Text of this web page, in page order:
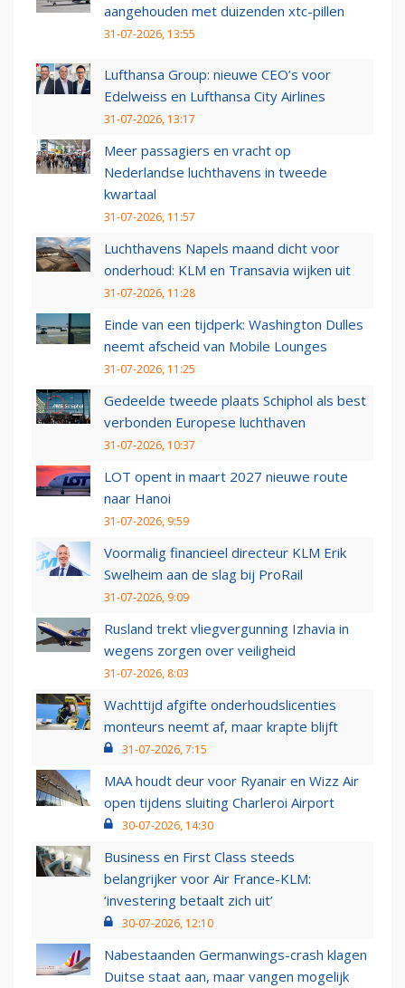
aangehouden met duizenden xtc-pillen
31-07-2026, 13:55
Lufthansa Group: nieuwe CEO’s voor
Edelweiss en Lufthansa City Airlines
31-07-2026, 13:17
Meer passagiers en vracht op
Nederlandse luchthavens in tweede
kwartaal
31-07-2026, 11:57
Luchthavens Napels maand dicht voor
onderhoud: KLM en Transavia wijken uit
31-07-2026, 11:28
Einde van een tijdperk: Washington Dulles
neemt afscheid van Mobile Lounges
31-07-2026, 11:25
Gedeelde tweede plaats Schiphol als best
verbonden Europese luchthaven
31-07-2026, 10:37
LOT opent in maart 2027 nieuwe route
naar Hanoi
31-07-2026, 9:59
Voormalig financieel directeur KLM Erik
Swelheim aan de slag bij ProRail
31-07-2026, 9:09
Rusland trekt vliegvergunning Izhavia in
wegens zorgen over veiligheid
31-07-2026, 8:03
Wachttijd afgifte onderhoudslicenties
monteurs neemt af, maar krapte blijft
31-07-2026, 7:15
MAA houdt deur voor Ryanair en Wizz Air
open tijdens sluiting Charleroi Airport
30-07-2026, 14:30
Business en First Class steeds
belangrijker voor Air France-KLM:
‘investering betaalt zich uit’
30-07-2026, 12:10
Nabestaanden Germanwings-crash klagen
Duitse staat aan, maar vangen mogelijk